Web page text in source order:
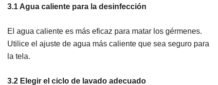
3.1 Agua caliente para la desinfección
El agua caliente es más eficaz para matar los gérmenes.
Utilice el ajuste de agua más caliente que sea seguro para
la tela.
3.2 Elegir el ciclo de lavado adecuado